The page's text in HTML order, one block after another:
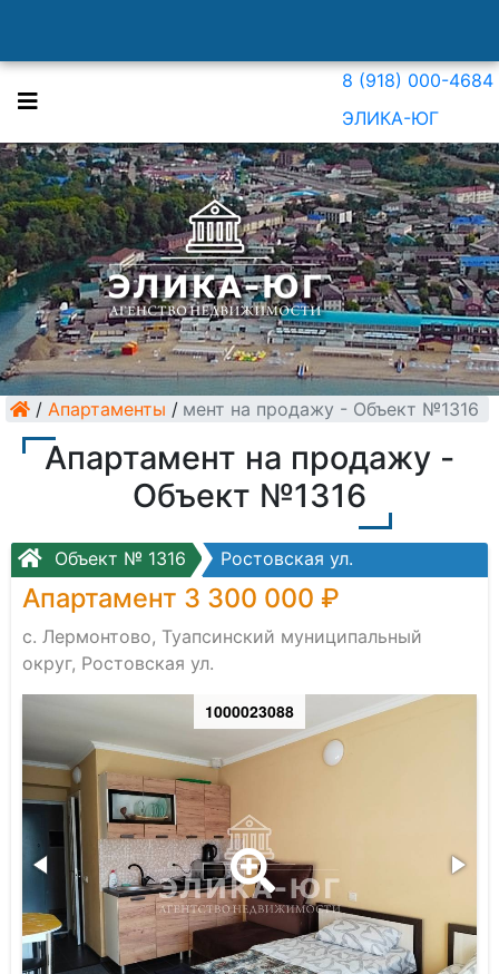
8 (918) 000-4684
ЭЛИКА-ЮГ
/ Апартаменты /
Апартамент на продажу - Объект №1316
Апартамент на продажу -
Объект №1316
Объект № 1316 Ростовская ул.
Апартамент 3 300 000 ₽
с. Лермонтово, Туапсинский муниципальный
округ, Ростовская ул.
1000023088